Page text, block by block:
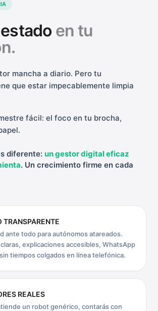
en tu
mancha a diario. Pero tu
que estar impecablemente limpia
fácil: el foco en tu brocha,
diferente: un gestor digital eficaz
. Un crecimiento firme en cada
TRANSPARENTE
ante todo para autónomos atareados.
explicaciones accesibles, WhatsApp
tiempos colgados en línea telefónica.
REALES
un robot genérico, contarás con